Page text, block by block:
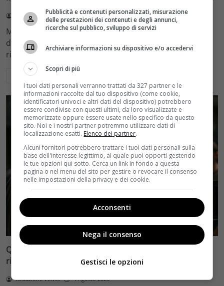
Redazione Velvet 4 Agosto 2026
Mediaset sceglie di mantenere Gerry Scotti e La Ruota
della Fortuna nell'access prime time estivo di Canale 5,
rinviando a dicembre il debutto di Enrico Pa
Leggi di più
Quentin Tarantino e il decimo film: Robert Richardson
rivela riprese forse nel 2027 e l’addio a The Movie Critic
Redazione Velvet 4 Agosto 2026
Pubblicità e contenuti personalizzati, misurazione
delle prestazioni dei contenuti e degli annunci,
ricerche sul pubblico, sviluppo di servizi
Archiviare informazioni su dispositivo e/o accedervi
Scopri di più
I tuoi dati personali verranno trattati da 327 partner e le
informazioni raccolte dal tuo dispositivo (come cookie,
identificatori univoci e altri dati del dispositivo) potrebbero
essere condivise con questi ultimi, da loro visualizzate e
memorizzate oppure essere usate nello specifico da questo
sito. Noi e i nostri partner potremmo utilizzare dati di
localizzazione esatti. Elenco dei partner.
Alcuni fornitori potrebbero trattare i tuoi dati personali sulla
base dell'interesse legittimo, al quale puoi opporti gestendo
le tue opzioni qui sotto. Cerca un link in fondo a questa
pagina o nel menu del sito per gestire o revocare il consenso
nelle impostazioni della privacy e dei cookie.
Acconsenti
Nega il consenso
Gestisci le opzioni